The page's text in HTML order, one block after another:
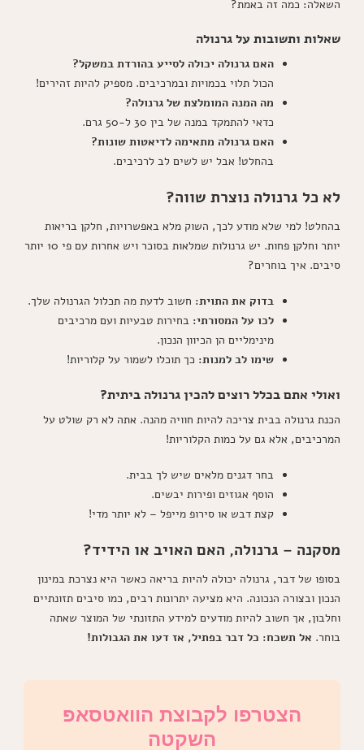
השאלה: כמה זה באמת?
שאלות ותשובות על גרנולה
האם גרנולה יכולה לסייע בהורדת במשקל?
הכול תלוי בכמויות ובמרכיבים. מספיק להיות זהירים!
מה המנה המומלצת של גרנולה?
כדאי להתמקד במנה של בין 30 ל-50 גרם.
האם גרנולה מתאימה לדיאטות שונות?
בהחלט! אבל יש לשים לב לרכיבים.
לא כל גרנולה נוצרת שווה?
בהחלט! למי שלא מודע לכך, השוק מלא באפשרויות, חלקן בריאות
יותר וחלקן פחות. יש גרנולות שמלאות בסוכר ויש אחרות עם פי 10 יותר
סיבים. איך בוחרים?
בדוק את התוית: חשוב לדעת מה תכלול הגרנולה שלך.
לכו על המסורתי: בחירות טבעיות ועם מרכיבים
מינימליים הן הכיוון הנכון.
שימו לב למנות: כך תוכלו לשמור על קלוריות!
ואולי אתם בכלל רוצים להכין גרנולה ביתית?
הכנת גרנולה בבית צריכה להיות חוויה מהנה. אתה לא רק שולט על
המרכיבים, אלא גם על כמות הקלוריות!
בחר דגנים מלאים שיש לך בבית.
הוסף אגוזים ופירות יבשים.
קצת דבש או סירופ מייפל – לא יותר מדי!
מסקנה – גרנולה, האם האויב או הידיד?
בסופו של דבר, גרנולה יכולה להיות בריאה כאשר היא נצרכת במינון
הנכון ובצורה הנכונה. היא מציעה יתרונות רבים, כמו סיבים תזונתיים
וחלבון, אך חשוב להיות מודעים למידע התזונתי של המוצר שאתה
בוחר. אל תשכח: כל דבר בפתיל, אז דעו את הגבולות!
הצטרפו לקבוצת הוואטסאפ
השקטה